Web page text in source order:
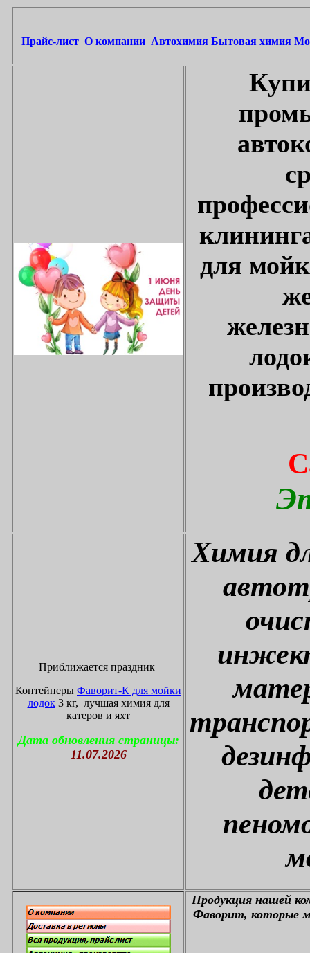
Прайс-лист О компании Автохимия Бытовая химия
для
Приближается праздник
Контейнеры Фаворит-К для мойки
лодок3 кг, лучшая химия для
катеров и яхт
Дата обновления страницы:
11.07.2026
Химия
Продукция нашей
Фаворит, которые